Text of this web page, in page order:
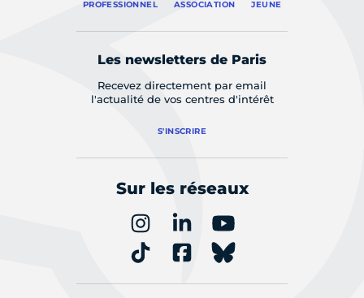
PROFESSIONNEL ASSOCIATION JEUNE
Les newsletters de Paris
Recevez directement par email
l'actualité de vos centres d'intérêt
S'INSCRIRE
Sur les réseaux